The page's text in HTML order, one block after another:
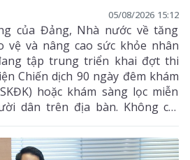
05/08/2026 15:12
của Đảng, Nhà nước về tăng
vệ và nâng cao sức khỏe nhân
tập trung triển khai đợt thi
Chiến dịch 90 ngày đêm khám
hoặc khám sàng lọc miễn
dân trên địa bàn. Không chỉ
sớm bệnh tật, nâng cao chất
(CSSK) ban đầu, chương
thần trách nhiệm, y đức và sự